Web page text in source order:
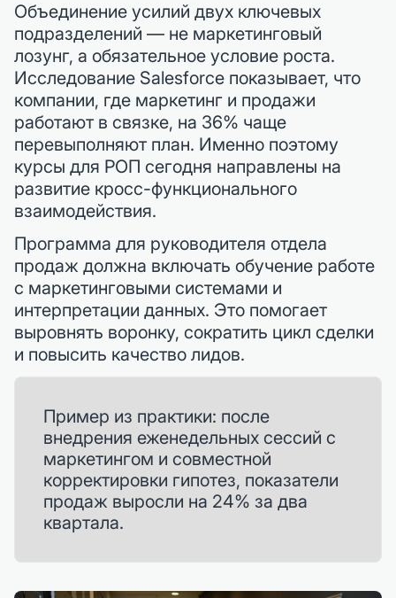
Объединение усилий двух ключевых
подразделений — не маркетинговый
лозунг, а обязательное условие роста.
Исследование Salesforce показывает, что
компании, где маркетинг и продажи
работают в связке, на 36% чаще
перевыполняют план. Именно поэтому
курсы для РОП сегодня направлены на
развитие кросс-функционального
взаимодействия.
Программа для руководителя отдела
продаж должна включать обучение работе
с маркетинговыми системами и
интерпретации данных. Это помогает
выровнять воронку, сократить цикл сделки
и повысить качество лидов.
Пример из практики: после
внедрения еженедельных сессий с
маркетингом и совместной
корректировки гипотез, показатели
продаж выросли на 24% за два
квартала.